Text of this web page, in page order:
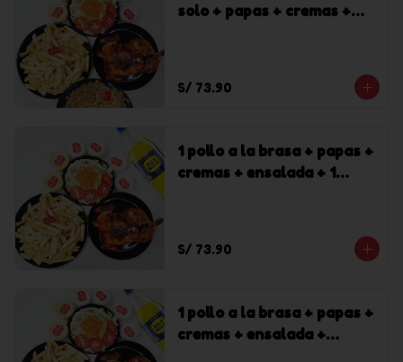
solo + papas + cremas +
S/ 73.90
1 pollo a la brasa + papas +
cremas + ensalada + 1
S/ 73.90
1 pollo a la brasa + papas +
cremas + ensalada +